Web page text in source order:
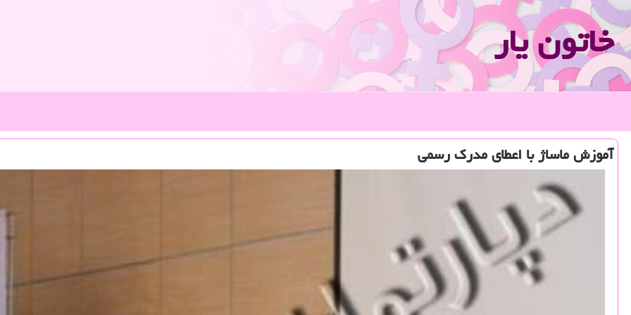
خاتون یار
آموزش ماساژ با اعطای مدرك رسمی